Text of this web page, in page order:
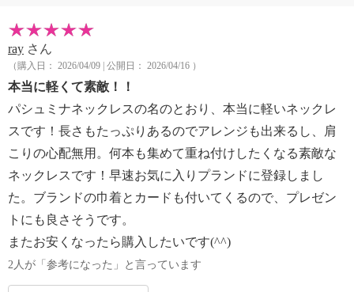
ray さん
（購入日： 2026/04/09 | 公開日： 2026/04/16 ）
本当に軽くて素敵！！
パシュミナネックレスの名のとおり、本当に軽いネックレ
スです！長さもたっぷりあるのでアレンジも出来るし、肩
こりの心配無用。何本も集めて重ね付けしたくなる素敵な
ネックレスです！早速お気に入りプランドに登録しまし
た。ブランドの巾着とカードも付いてくるので、プレゼン
トにも良さそうです。
またお安くなったら購入したいです(^^)
2人が「参考になった」と言っています